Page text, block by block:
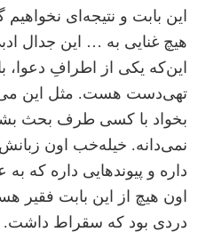
این بابت و نتیجه‌ای
هیچ غنایی به … این جدال
این‌که یکی از اطرافِ دعوا،
تهی‌دست هست. مثل این
بخواد با کسی طرف بحث
نمی‌دانه. خیله‌خب اون
داره و پیوندهایی داره که
اون هیچ از این بابت
دردی بود که سقراط